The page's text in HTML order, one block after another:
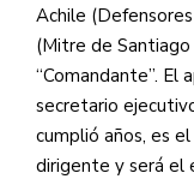
Achile
(Mitre de
“Comandante”. El
secretario
cumplió años, es
dirigente y será el